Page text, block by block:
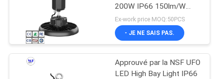
200W IP66 150lm/W
entrepôt
Ex-work price MOQ:50PCS
- JE NE SAIS PAS.
Approuvé par la NSF UFO
LED High Bay Light IP66